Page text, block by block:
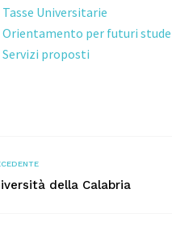
Tasse Universitarie
Orientamento per futuri
Servizi proposti
della Calabria